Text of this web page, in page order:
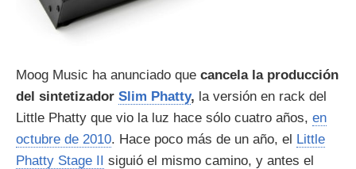
Moog Music ha anunciado que cancela la producción
del sintetizador Slim Phatty, la versión en rack del
Little Phatty que vio la luz hace sólo cuatro años, en
octubre de 2010. Hace poco más de un año, el Little
Phatty Stage II siguió el mismo camino, y antes el